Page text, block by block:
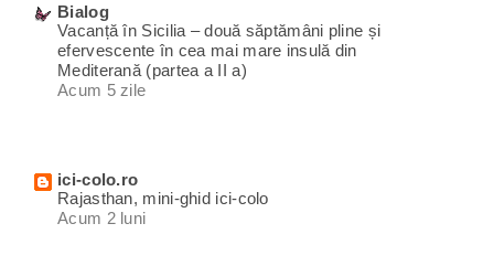
Bialog
Vacanță în Sicilia – două săptămâni pline și
efervescente în cea mai mare insulă din
Mediterană (partea a II a)
Acum 5 zile
ici-colo.ro
Rajasthan, mini-ghid ici-colo
Acum 2 luni